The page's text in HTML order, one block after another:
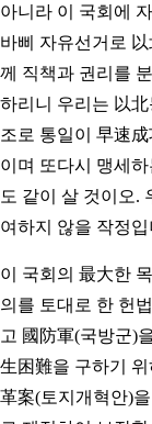
아니라 이 국회에
바삐 자유선거로
께 직책과 권리를
하리니 우리는 以
조로 통일이 早速
이며 또다시 맹세
도 같이 살 것이오.
여하지 않을 작정입
이 국회의 最大한
의를 토대로 한 헌
고 國防軍(국방군)
生困難을 구하기
革案(토지개혁안)